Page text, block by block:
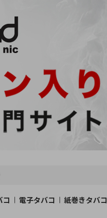
コ 電子タバコ 紙巻きタバコ